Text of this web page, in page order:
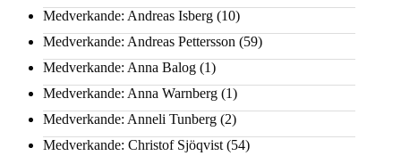
Medverkande: Andreas Isberg (10)
Medverkande: Andreas Pettersson (59)
Medverkande: Anna Balog (1)
Medverkande: Anna Warnberg (1)
Medverkande: Anneli Tunberg (2)
Medverkande: Christof Sjöqvist (54)